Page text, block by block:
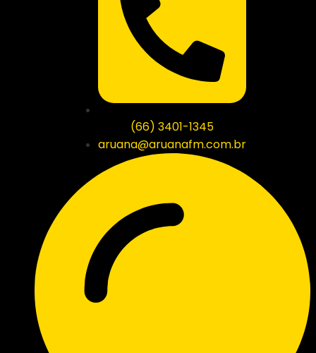
(66) 3401-1345
aruana@aruanafm.com.br